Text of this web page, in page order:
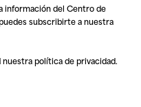
información del Centro de
subscribirte a nuestra
nuestrapolítica de privacidad.